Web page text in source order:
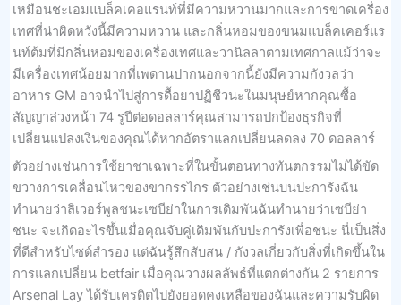
เหมือนชะเอมแบล็คเคอแรนท์ที่มีความหวานมากและการขาดเครื่อง
เทศที่น่าผิดหวังนี้มีความหวาน และกลิ่นหอมของขนมแบล็คเคอร์แร
นท์ต้มที่มีกลิ่นหอมของเครื่องเทศและวานิลลาตามเทศกาลแม้ว่าจะ
มีเครื่องเทศน้อยมากที่เพดานปากนอกจากนี้ยังมีความกังวลว่า
อาหาร GM อาจนำไปสู่การดื้อยาปฏิชีวนะในมนุษย์หากคุณซื้อ
สัญญาล่วงหน้า 74 รูปีต่อดอลลาร์คุณสามารถปกป้องธุรกิจที่
เปลี่ยนแปลงเงินของคุณได้หากอัตราแลกเปลี่ยนลดลง 70 ดอลลาร์
ตัวอย่างเช่นการใช้ยาชาเฉพาะที่ในขั้นตอนทางทันตกรรมไม่ได้ขัด
ขวางการเคลื่อนไหวของขากรรไกร ตัวอย่างเช่นบนปะการังฉัน
ทำนายว่าลิเวอร์พูลชนะเซบีย่าในการเดิมพันฉันทำนายว่าเซบีย่า
ชนะ จะเกิดอะไรขึ้นเมื่อคุณจับคู่เดิมพันกับปะการังเพื่อชนะ นี่เป็นสิ่ง
ที่ดีสำหรับไซต์สำรอง แต่ฉันรู้สึกสับสน / กังวลเกี่ยวกับสิ่งที่เกิดขึ้นใน
การแลกเปลี่ยน betfair เมื่อคุณวางผลลัพธ์ที่แตกต่างกัน 2 รายการ
Arsenal Lay ได้รับเครดิตไปยังยอดคงเหลือของฉันและความรับผิด